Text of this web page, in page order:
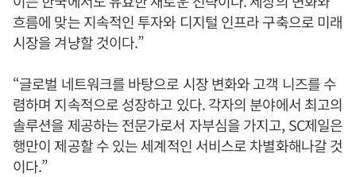
흐름에 맞는 지속적인 투자와 디지털 인프라 구축으로 미래
시장을 겨냥할 것이다.”
“글로벌 네트워크를 바탕으로 시장 변화와 고객 니즈를 수
렴하며 지속적으로 성장하고 있다. 각자의 분야에서 최고의
솔루션을 제공하는 전문가로서 자부심을 가지고, SC제일은
행만이 제공할 수 있는 세계적인 서비스로 차별화해나갈 것
이다.”